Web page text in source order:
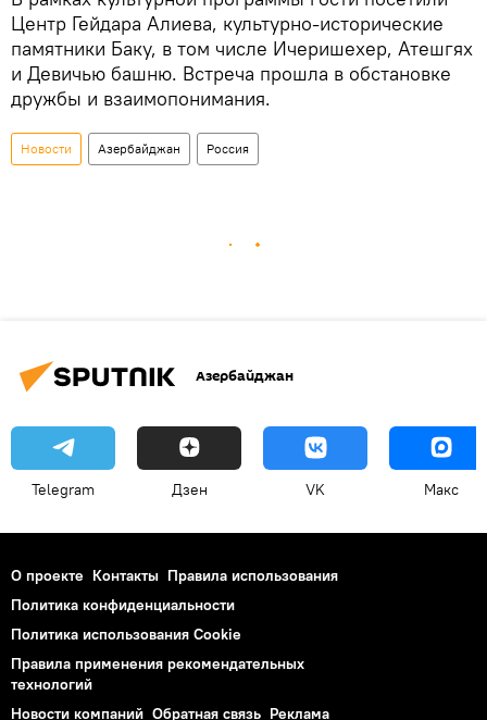
Центр Гейдара Алиева, культурно-исторические
памятники Баку, в том числе Ичеришехер, Атешгях
и Девичью башню. Встреча прошла в обстановке
дружбы и взаимопонимания.
Новости Азербайджан Россия
Азербайджан
Telegram Дзен VK Макс
О проекте Контакты Правила использования
Политика конфиденциальности
Политика использования Cookie
Правила применения рекомендательных
технологий
Новости компаний Обратная связь Реклама